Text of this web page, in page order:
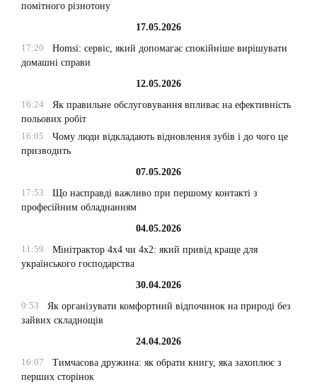
помітного різнотону
17.05.2026
17:20
Homsi: сервіс, який допомагає спокійніше вирішувати
домашні справи
12.05.2026
16:24
Як правильне обслуговування впливає на ефективність
польових робіт
16:05
Чому люди відкладають відновлення зубів і до чого це
призводить
07.05.2026
17:53
Що насправді важливо при першому контакті з
професійним обладнанням
04.05.2026
11:59
Мінітрактор 4х4 чи 4х2: який привід краще для
українського господарства
30.04.2026
9:53
Як організувати комфортний відпочинок на природі без
зайвих складнощів
24.04.2026
16:07
Тимчасова дружина: як обрати книгу, яка захоплює з
перших сторінок